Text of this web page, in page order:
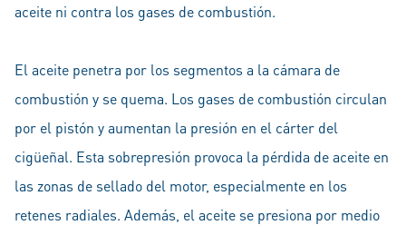
aceite ni contra los gases de combustión.
El aceite penetra por los segmentos a la cámara de
combustión y se quema. Los gases de combustión circulan
por el pistón y aumentan la presión en el cárter del
cigüeñal. Esta sobrepresión provoca la pérdida de aceite en
las zonas de sellado del motor, especialmente en los
retenes radiales. Además, el aceite se presiona por medio